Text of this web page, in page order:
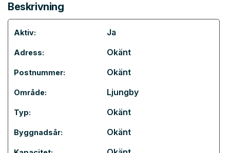
Beskrivning
Aktiv: Ja
Adress: Okänt
Postnummer: Okänt
Område: Ljungby
Typ: Okänt
Byggnadsår: Okänt